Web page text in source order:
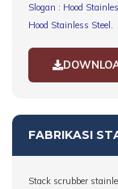
Slogan : Hood
Hood Stainless Steel.
FABRIKASI
Stack scrubber